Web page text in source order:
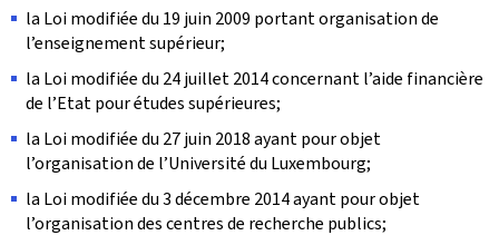
la Loi modifiée du 19 juin 2009 portant organisation de
l’enseignement supérieur;
la Loi modifiée du 24 juillet 2014 concernant l’aide financière
de l’Etat pour études supérieures;
la Loi modifiée du 27 juin 2018 ayant pour objet
l’organisation de l’Université du Luxembourg;
la Loi modifiée du 3 décembre 2014 ayant pour objet
l’organisation des centres de recherche publics;